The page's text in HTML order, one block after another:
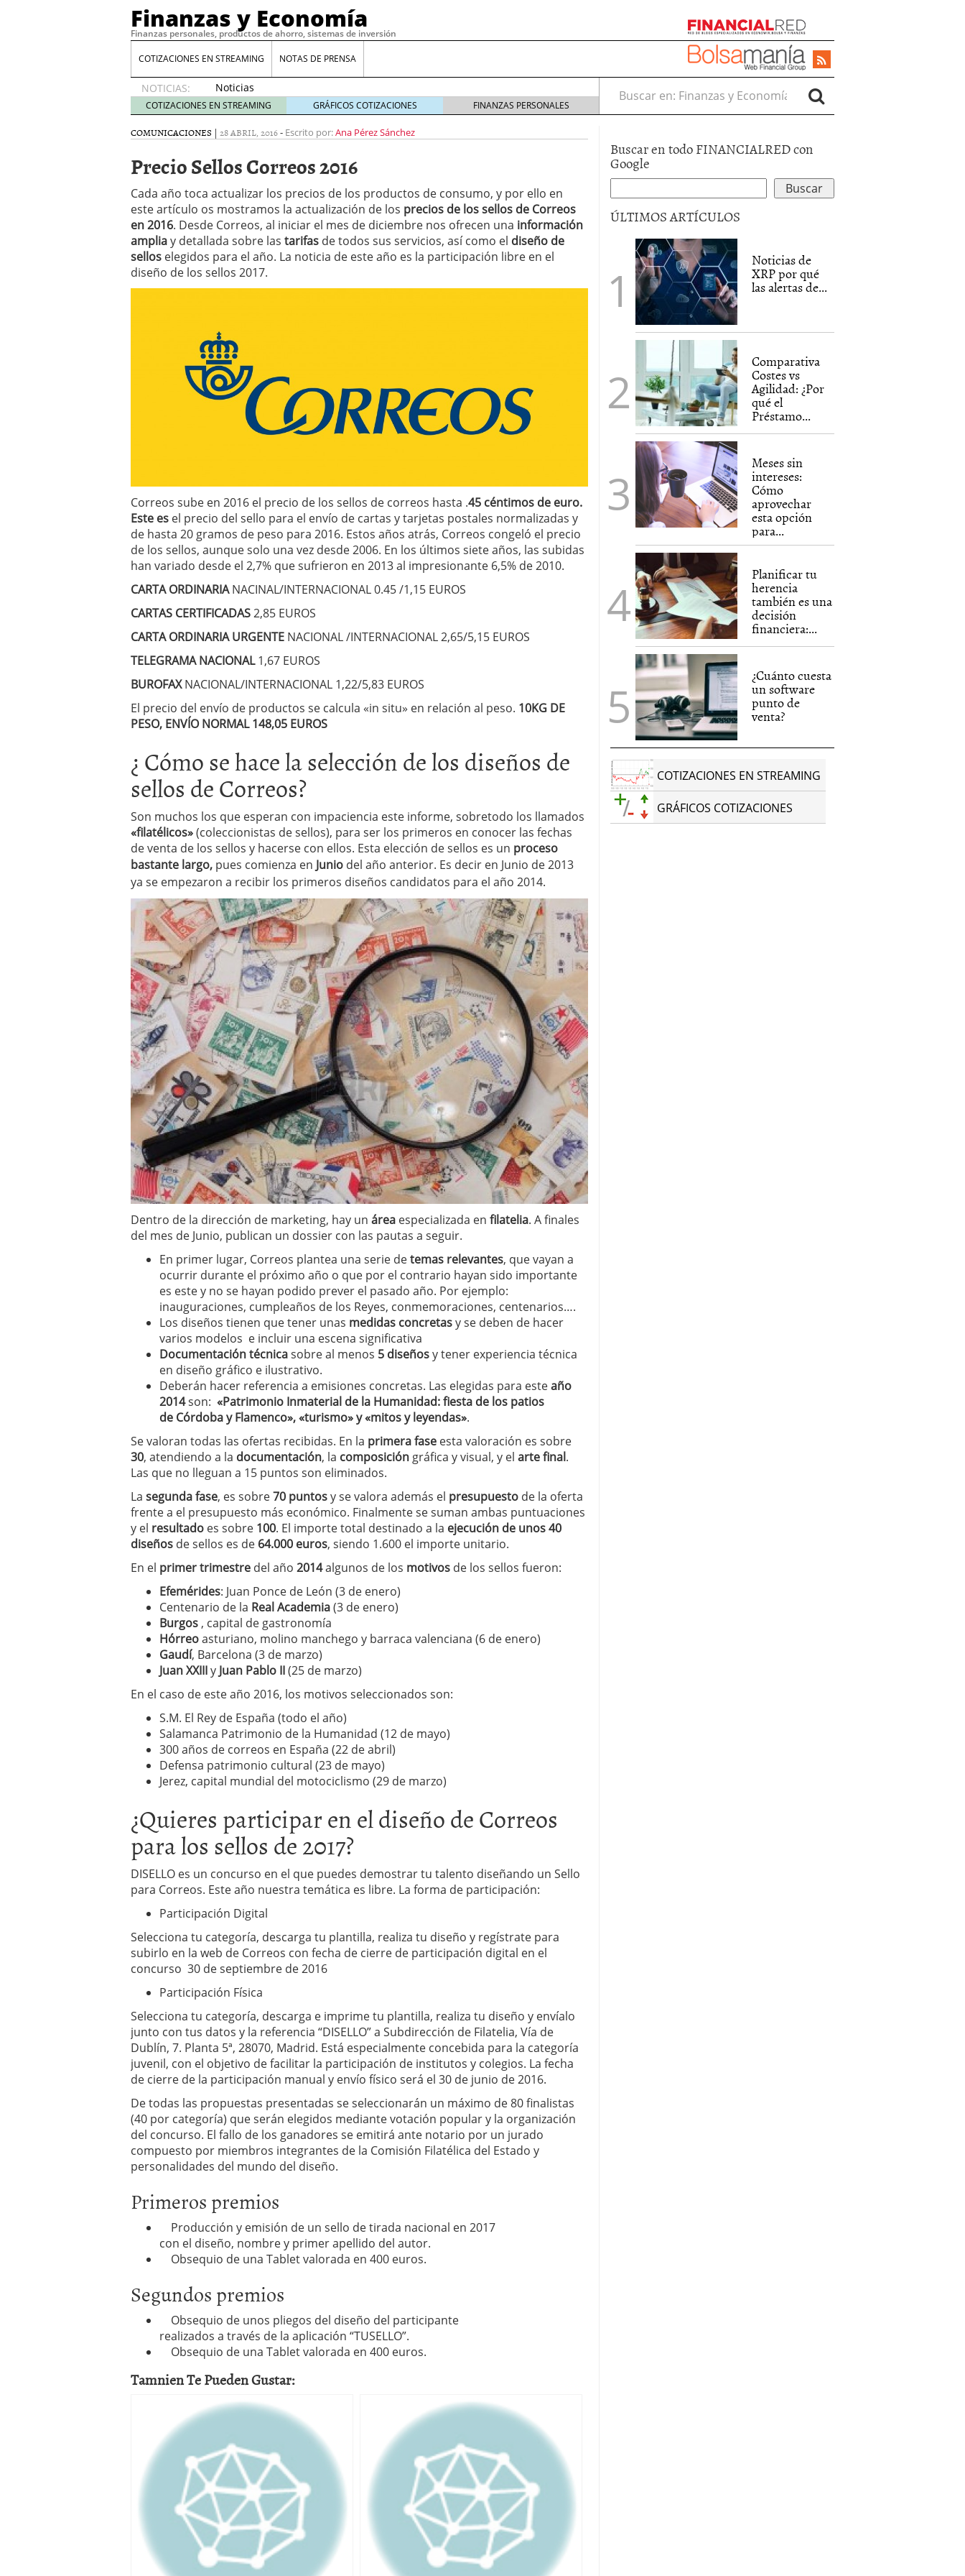
Finanzas y Economía
Finanzas personales, productos de ahorro, sistemas de inversión
COTIZACIONES EN STREAMING NOTAS DE PRENSA
NOTICIAS:
Noticias
de XRP
por qué
las
de
whales
suelen
llegar
tarde 16
de abril
de 2026
Comparativa Costes vs Agilidad: ¿Por qué el Préstamo Promotor privado
acelera la rentabilidad?
Meses sin intereses: Cómo aprovechar esta opción para gestionar tus
a los costes
¿Cuánto cuesta un software punto de venta?
COTIZACIONES EN STREAMING GRÁFICOS COTIZACIONES FINANZAS PERSONALES
Buscar en:
COMUNICACIONES | 28 ABRIL, 2016- Escrito por:Ana Pérez Sánchez
Precio Sellos Correos 2016
Cada año toca actualizar los precios de los productos de consumo, y por ello en
este artículo os mostramos la actualización de los precios de los sellos de Correos
en 2016. Desde Correos, al iniciar el mes de diciembre nos ofrecen una información
ampliay detallada sobre las tarifas de todos sus servicios, así como el diseño de
sellos elegidos para el año. La noticia de este año es la participación libre en el
diseño de los sellos 2017.
Correos sube en 2016 el precio de los sellos de correos hasta .45 céntimos de euro.
Este es el precio del sello para el envío de cartas y tarjetas postales normalizadas y
de hasta 20 gramos de peso para 2016. Estos años atrás, Correos congeló el precio
de los sellos, aunque solo una vez desde 2006. En los últimos siete años, las subidas
han variado desde el 2,7% que sufrieron en 2013 al impresionante 6,5% de 2010.
CARTA ORDINARIANACINAL/INTERNACIONAL 0.45 /1,15 EUROS
CARTAS CERTIFICADAS2,85 EUROS
CARTA ORDINARIA URGENTE NACIONAL /INTERNACIONAL 2,65/5,15 EUROS
TELEGRAMA NACIONAL1,67 EUROS
BUROFAXNACIONAL/INTERNACIONAL 1,22/5,83 EUROS
El precio del envío de productos se calcula «in situ» en relación al peso. 10KG DE
PESO, ENVÍO NORMAL 148,05 EUROS
¿ Cómo se hace la selección de los diseños de
sellos de Correos?
Son muchos los que esperan con impaciencia este informe, sobretodo los llamados
«filatélicos»(coleccionistas de sellos), para ser los primeros en conocer las fechas
de venta de los sellos y hacerse con ellos. Esta elección de sellos es un proceso
bastante largo, pues comienza en Junio del año anterior. Es decir en Junio de 2013
ya se empezaron a recibir los primeros diseños candidatos para el año 2014.
Dentro de la dirección de marketing, hay un área especializada en filatelia. A finales
del mes de Junio, publican un dossier con las pautas a seguir.
En primer lugar, Correos plantea una serie detemas relevantes, que vayan a
ocurrir durante el próximo año o que por el contrario hayan sido importante
es este y no se hayan podido prever el pasado año. Por ejemplo:
inauguraciones, cumpleaños de los Reyes, conmemoraciones, centenarios….
Los diseños tienen que tener unas medidas concretasy se deben de hacer
varios modelos e incluir una escena significativa
Documentación técnicasobre al menos 5 diseñosy tener experiencia técnica
en diseño gráfico e ilustrativo.
Deberán hacer referencia a emisiones concretas. Las elegidas para esteaño
2014son: «Patrimonio Inmaterial de la Humanidad: fiesta de los patios
de Córdoba y Flamenco», «turismo» y «mitos y leyendas».
Se valoran todas las ofertas recibidas. En la primera fase esta valoración es sobre
30, atendiendo a la documentación, la composicióngráfica y visual, y el arte final.
Las que no lleguan a 15 puntos son eliminados.
La segunda fase, es sobre70 puntosy se valora además el presupuesto de la oferta
frente a el presupuesto más económico. Finalmente se suman ambas puntuaciones
y el resultado es sobre 100. El importe total destinado a la ejecución de unos 40
diseños de sellos es de 64.000 euros, siendo 1.600 el importe unitario.
En el primer trimestre del año 2014algunos de los motivos de los sellos fueron:
Efemérides: Juan Ponce de León (3 de enero)
Centenario de la Real Academia(3 de enero)
Burgos, capital de gastronomía
Hórreoasturiano, molino manchego y barraca valenciana (6 de enero)
Gaudí, Barcelona (3 de marzo)
Juan XXIIIy Juan Pablo II(25 de marzo)
En el caso de este año 2016, los motivos seleccionados son:
S.M. El Rey de España (todo el año)
Salamanca Patrimonio de la Humanidad (12 de mayo)
300 años de correos en España (22 de abril)
Defensa patrimonio cultural (23 de mayo)
Jerez, capital mundial del motociclismo (29 de marzo)
¿Quieres participar en el diseño de Correos
para los sellos de 2017?
DISELLO es un concurso en el que puedes demostrar tu talento diseñando un Sello
para Correos. Este año nuestra temática es libre. La forma de participación:
Participación Digital
Selecciona tu categoría, descarga tu plantilla, realiza tu diseño y regístrate para
subirlo en la web de Correos con fecha de cierre de participación digital en el
concurso 30 de septiembre de 2016
Participación Física
Selecciona tu categoría, descarga e imprime tu plantilla, realiza tu diseño y envíalo
junto con tus datos y la referencia “DISELLO” a Subdirección de Filatelia, Vía de
Dublín, 7. Planta 5ª, 28070, Madrid. Está especialmente concebida para la categoría
juvenil, con el objetivo de facilitar la participación de institutos y colegios. La fecha
de cierre de la participación manual y envío físico será el 30 de junio de 2016.
De todas las propuestas presentadas se seleccionarán un máximo de 80 finalistas
(40 por categoría) que serán elegidos mediante votación popular y la organización
del concurso. El fallo de los ganadores se emitirá ante notario por un jurado
compuesto por miembros integrantes de la Comisión Filatélica del Estado y
personalidades del mundo del diseño.
Primeros premios
Producción y emisión de un sello de tirada nacional en 2017
con el diseño, nombre y primer apellido del autor.
Obsequio de una Tablet valorada en 400 euros.
Segundos premios
Obsequio de unos pliegos del diseño del participante
realizados a través de la aplicación “TUSELLO”.
Obsequio de una Tablet valorada en 400 euros.
Tamnien Te Pueden Gustar:
Buscar en todo FINANCIALRED con
Google
ÚLTIMOS ARTÍCULOS
Noticias de
XRP por qué
las alertas de...
Comparativa
Costes vs
Agilidad: ¿Por
qué el
Préstamo...
Meses sin
intereses:
Cómo
aprovechar
esta opción
para...
Planificar tu
herencia
también es una
decisión
financiera:...
¿Cuánto cuesta
un software
punto de
venta?
COTIZACIONES EN STREAMING
GRÁFICOS COTIZACIONES